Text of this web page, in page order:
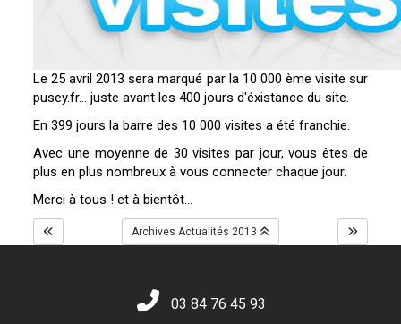
Le 25 avril 2013 sera marqué par la 10 000 ème visite sur
pusey.fr... juste avant les 400 jours d'éxistance du site.
En 399 jours la barre des 10 000 visites a été franchie.
Avec une moyenne de 30 visites par jour, vous êtes de
plus en plus nombreux à vous connecter chaque jour.
Merci à tous ! et à bientôt...
Archives Actualités 2013
03 84 76 45 93